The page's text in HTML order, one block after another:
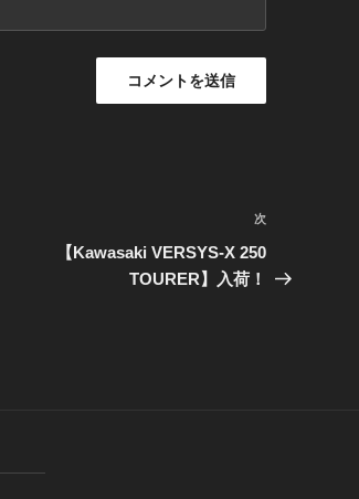
投
次
【Kawasaki VERSYS-X 250
TOURER】入荷！